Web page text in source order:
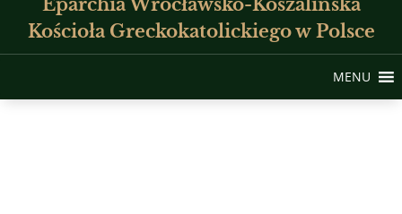
Eparchia Wrocławsko-Koszalińska
Kościoła Greckokatolickiego w Polsce
MENU